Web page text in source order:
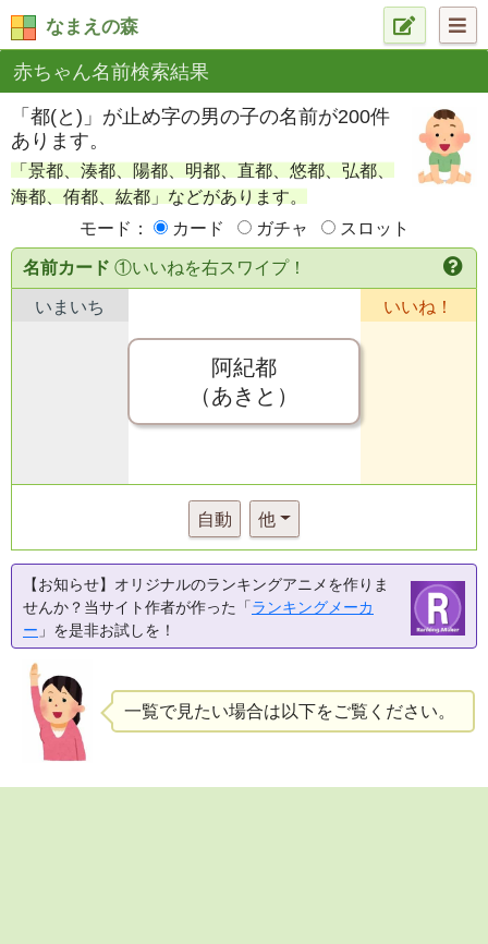
なまえの森
赤ちゃん名前検索結果
「都(と)」が止め字の男の子の名前が200件
あります。
「景都、湊都、陽都、明都、直都、悠都、弘都、
海都、侑都、紘都」などがあります。
モード：
カード ガチャ スロット
名前カード ①いいねを右スワイプ！
いまいち
阿紀都
（あきと）
いいね！
自動 他
【お知らせ】オリジナルのランキングアニメを作りま
せんか？当サイト作者が作った「ランキングメーカ
ー 」を是非お試しを！
一覧で見たい場合は以下をご覧ください。